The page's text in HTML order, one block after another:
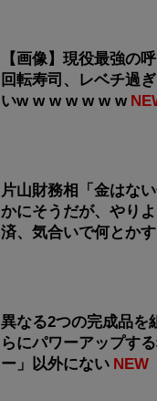
【画像】現役最強の
回転寿司、レベチ過
いw w w w w w w
片山財務相「金はな
かにそうだが、やり
済、気合いで何とか
異なる2つの完成品を
らにパワーアップす
ー」以外にない NEW